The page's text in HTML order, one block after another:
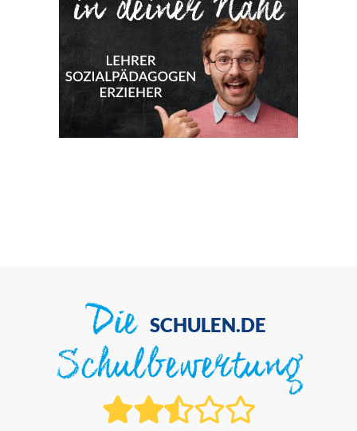
Die SCHULEN.DE
Schulbewertung